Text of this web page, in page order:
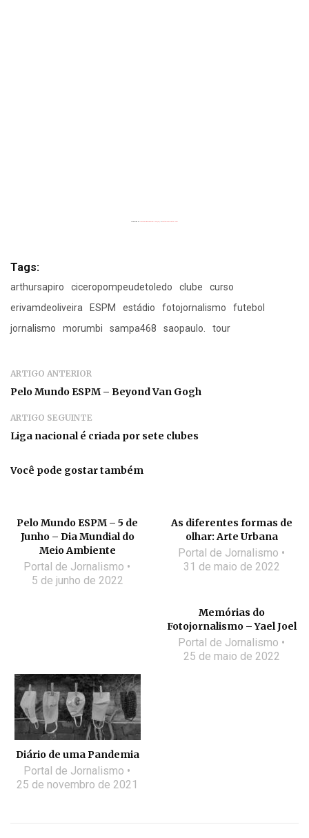
Tags:
arthursapiro ciceropompeudetoledo clube
curso
erivamdeoliveira
ESPM estádio fotojornalismo
futebol
jornalismo
morumbi sampa468 saopaulo. tour
ARTIGO ANTERIOR
Pelo Mundo ESPM – Beyond Van Gogh
ARTIGO SEGUINTE
Liga nacional é criada por sete clubes
Você pode gostar também
Pelo Mundo ESPM – 5 de
Junho – Dia Mundial do
Meio Ambiente
Portal de Jornalismo
5 de junho de 2022
As diferentes formas de
olhar: Arte Urbana
Portal de Jornalismo
31 de maio de 2022
Memórias do
Fotojornalismo – Yael Joel
Portal de Jornalismo
25 de maio de 2022
Diário de uma Pandemia
Portal de Jornalismo
25 de novembro de 2021